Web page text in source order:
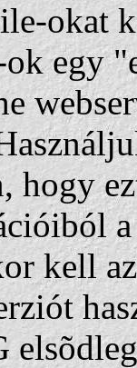
okat
egy
hogy
a
kell